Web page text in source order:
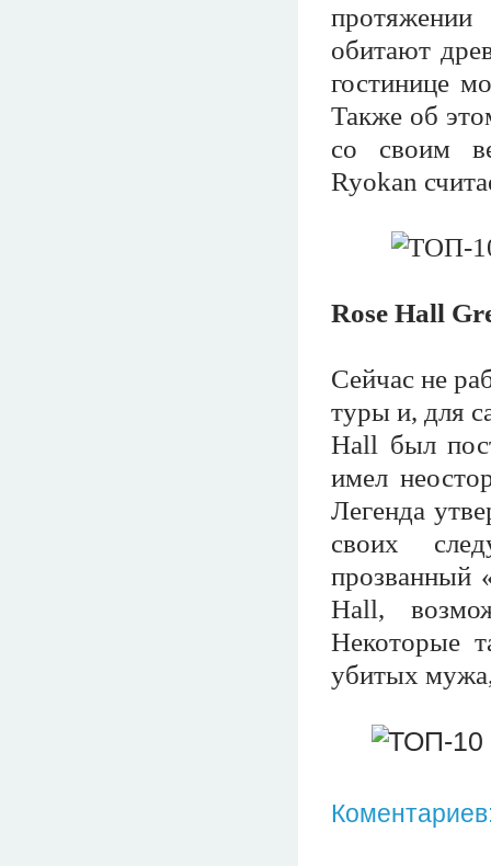
обитают
гостинице
Также об
со своим
Ryokan
Rose Hall
Сейчас не
туры и, для
Hall был
имел
Легенда
своих
прозванный
Hall,
Некоторые
убитых